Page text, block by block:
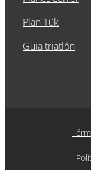
Plan 10k
Guia triatlón